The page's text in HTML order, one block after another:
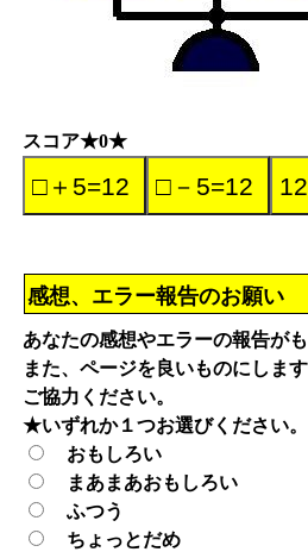
スコア★0★
感想、エラー報告のお願い
あなたの感想やエラーの報告が
また、ページを良いものにします
ご協力ください。
★いずれか１つお選びください。
おもしろい
まあまあおもしろい
ふつう
ちょっとだめ